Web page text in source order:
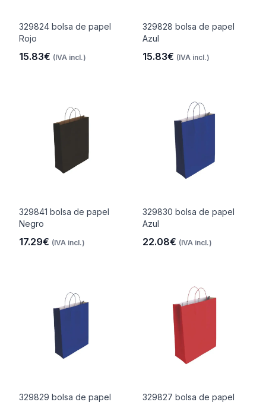
329824 bolsa de papel
Rojo
15.83€ (IVA incl.)
329828 bolsa de papel
Azul
15.83€ (IVA incl.)
329841 bolsa de papel
Negro
17.29€ (IVA incl.)
329830 bolsa de papel
Azul
22.08€ (IVA incl.)
329829 bolsa de papel
329827 bolsa de papel